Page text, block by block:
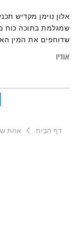
אלון נוימן מקדיש
שמגלמת בתוכה כוח
שדוחפים את המין
אודיו
דף הבית אחת